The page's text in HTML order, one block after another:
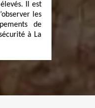
Il est
les
de
à La